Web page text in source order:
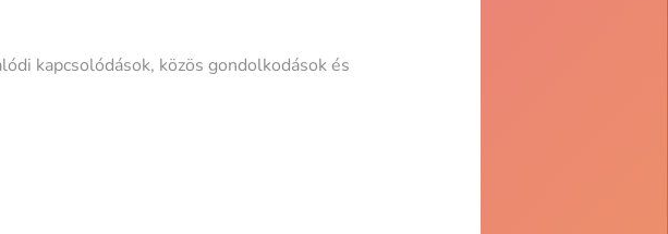
kapcsolódások, közös gondolkodások és